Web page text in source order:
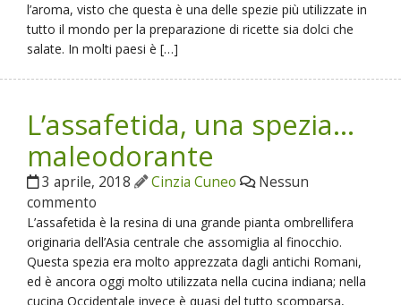
l’aroma, visto che questa è una delle spezie più utilizzate in
tutto il mondo per la preparazione di ricette sia dolci che
salate. In molti paesi è […]
L’assafetida, una spezia…
maleodorante
3 aprile, 2018 Cinzia Cuneo
Nessun
commento
L’assafetida è la resina di una grande pianta ombrellifera
originaria dell’Asia centrale che assomiglia al finocchio.
Questa spezia era molto apprezzata dagli antichi Romani,
ed è ancora oggi molto utilizzata nella cucina indiana; nella
cucina Occidentale invece è quasi del tutto scomparsa,